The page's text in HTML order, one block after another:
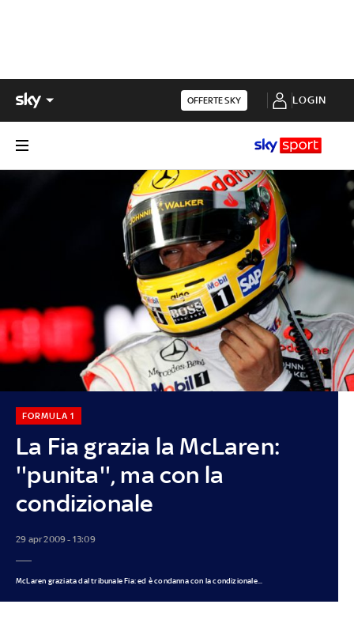
OFFERTE SKY LOGIN
La Fia grazia la McLaren:
''punita'', ma con la
condizionale
FORMULA 1
29 apr 2009 - 13:09
McLaren graziata dal tribunale Fia: ed è condanna con la condizionale...